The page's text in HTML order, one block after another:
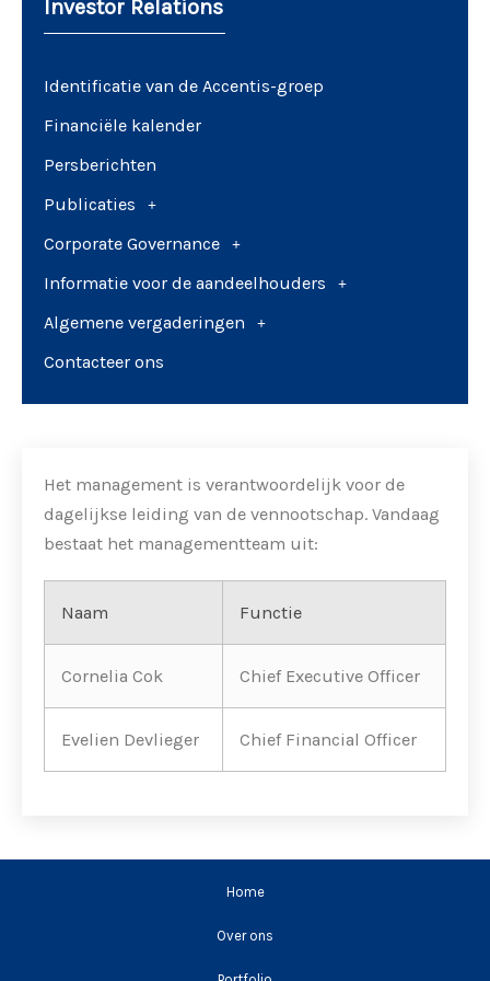
Investor Relations
Identificatie van de Accentis-groep
Financiële kalender
Persberichten
Publicaties
Corporate Governance
Informatie voor de aandeelhouders
Algemene vergaderingen
Contacteer ons
Het management is verantwoordelijk voor de
dagelijkse leiding van de vennootschap. Vandaag
bestaat het managementteam uit:
Naam Functie
Cornelia Cok Chief Executive Officer
Evelien Devlieger Chief Financial Officer
Home
Over ons